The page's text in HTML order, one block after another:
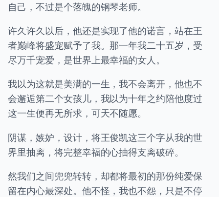
自己，不过是个落魄的钢琴老师。
许久许久以后，他还是实现了他的诺言，站在王
者巅峰将盛宠赋予了我。那一年我二十五岁，受
尽万千宠爱，是世界上最幸福的女人。
我以为这就是美满的一生，我不会离开，他也不
会邂逅第二个女孩儿，我以为十年之约陪他度过
这一生便再无所求，可天不随愿。
阴谋，嫉妒，设计，将王俊凯这三个字从我的世
界里抽离，将完整幸福的心抽得支离破碎。
然我们之间兜兜转转，却都将最初的那份纯爱保
留在内心最深处。他不怪，我也不怨，只是不停